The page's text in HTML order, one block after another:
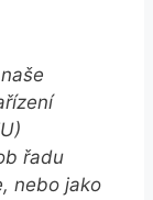
řadu
nebo jako